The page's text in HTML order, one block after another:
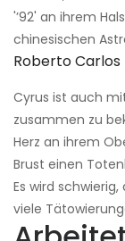
'’92' an ihrem
chinesischen
Roberto
Cyrus ist auch
zusammen zu
Herz an ihrem
Brust einen
Es wird
viele